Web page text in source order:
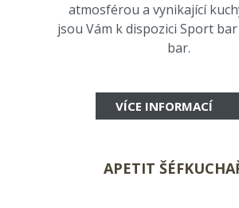
atmosférou a vynikající
jsou Vám k dispozici Sport
bar.
VÍCE INFORMACÍ
APETIT